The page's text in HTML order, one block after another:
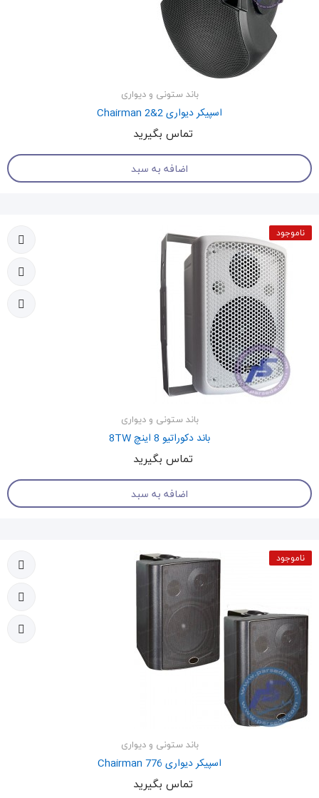
باند ستونی و دیواری
اسپیکر دیواری Chairman 2&2
تماس بگیرید
اضافه به سبد
ناموجود
باند ستونی و دیواری
باند دکوراتیو 8 اینچ 8TW
تماس بگیرید
اضافه به سبد
ناموجود
باند ستونی و دیواری
اسپیکر دیواری Chairman 776
تماس بگیرید